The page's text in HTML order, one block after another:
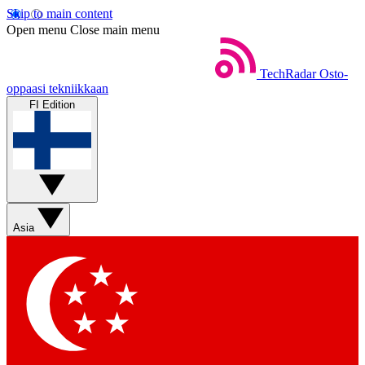
Skip to main content
Open menu Close main menu
TechRadar Osto-
oppaasi tekniikkaan
FI Edition
Asia